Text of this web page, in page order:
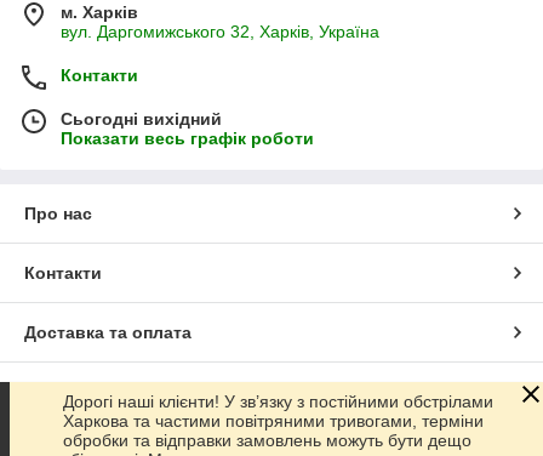
м. Харків
вул. Даргомижського 32, Харків, Україна
Контакти
Сьогодні вихідний
Показати весь графік роботи
Про нас
Контакти
Доставка та оплата
Графік роботи
Повна версія сайту
Дорогі наші клієнти! У зв’язку з постійними обстрілами
Харкова та частими повітряними тривогами, терміни
обробки та відправки замовлень можуть бути дещо